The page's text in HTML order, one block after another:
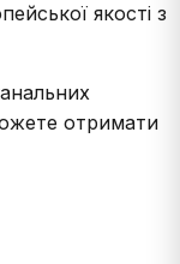
якості з
отримати